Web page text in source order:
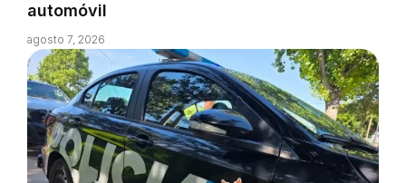
automóvil
agosto 7, 2026